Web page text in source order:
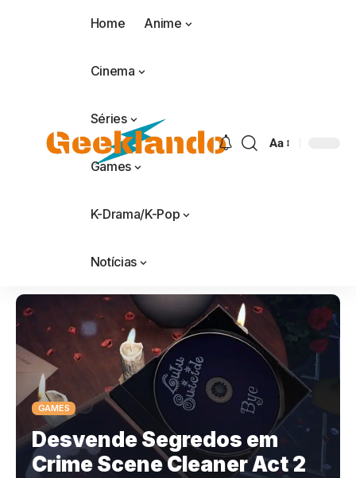
Home Anime
Cinema
Séries
Games
K-Drama/K-Pop
Notícias
Aa
GAMES
Desvende Segredos em
Crime Scene Cleaner Act 2